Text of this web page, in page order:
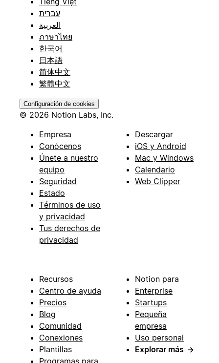
עברית
العربية
ภาษาไทย
한국어
日本語
简体中文
繁體中文
Configuración de cookies
© 2026 Notion Labs, Inc.
Empresa
Conócenos
Únete a nuestro
equipo
Seguridad
Estado
Términos de uso
y privacidad
Tus derechos de
privacidad
Descargar
iOS y Android
Mac y Windows
Calendario
Web Clipper
Recursos
Centro de ayuda
Precios
Blog
Comunidad
Conexiones
Plantillas
Programas para
Notion para
Enterprise
Startups
Pequeña
empresa
Uso personal
Explorar más →